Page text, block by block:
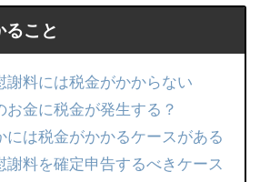
ること
謝料には税金がかからない
お金に税金が発生する？
には税金がかかるケースがある
謝料を確定申告するべきケース